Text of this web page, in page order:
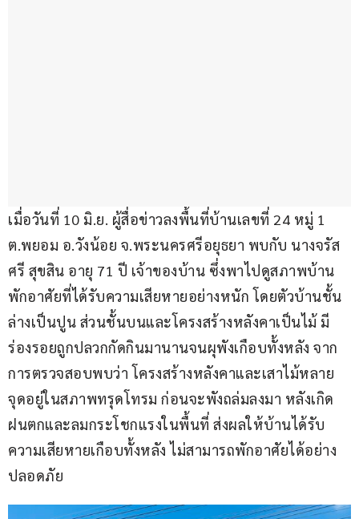
เมื่อวันที่ 10 มิ.ย. ผู้สื่อข่าวลงพื้นที่บ้านเลขที่ 24 หมู่ 1
ต.พยอม อ.วังน้อย จ.พระนครศรีอยุธยา พบกับ นางจรัส
ศรี สุขสิน อายุ 71 ปี เจ้าของบ้าน ซึ่งพาไปดูสภาพบ้าน
พักอาศัยที่ได้รับความเสียหายอย่างหนัก โดยตัวบ้านชั้น
ล่างเป็นปูน ส่วนชั้นบนและโครงสร้างหลังคาเป็นไม้ มี
ร่องรอยถูกปลวกกัดกินมานานจนผุพังเกือบทั้งหลัง จาก
การตรวจสอบพบว่า โครงสร้างหลังคาและเสาไม้หลาย
จุดอยู่ในสภาพทรุดโทรม ก่อนจะพังถล่มลงมา หลังเกิด
ฝนตกและลมกระโชกแรงในพื้นที่ ส่งผลให้บ้านได้รับ
ความเสียหายเกือบทั้งหลัง ไม่สามารถพักอาศัยได้อย่าง
ปลอดภัย